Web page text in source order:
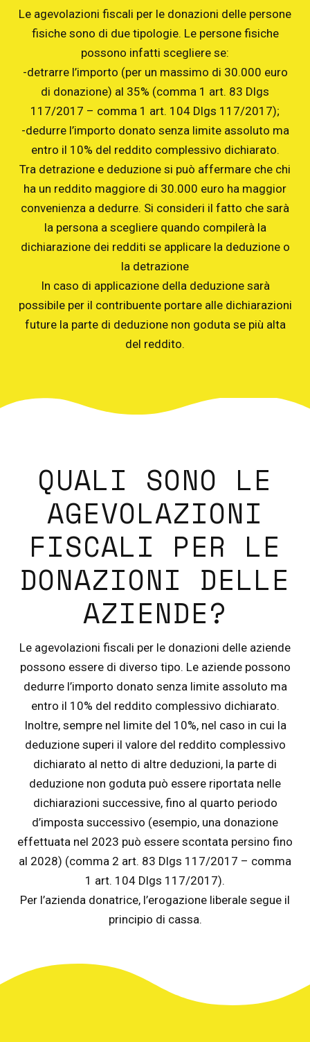
Le agevolazioni fiscali per le donazioni delle persone
fisiche sono di due tipologie. Le persone fisiche
possono infatti scegliere se:
-detrarre l’importo (per un massimo di 30.000 euro
di donazione) al 35% (comma 1 art. 83 Dlgs
117/2017 – comma 1 art. 104 Dlgs 117/2017);
-dedurre l’importo donato senza limite assoluto ma
entro il 10% del reddito complessivo dichiarato.
Tra detrazione e deduzione si può affermare che chi
ha un reddito maggiore di 30.000 euro ha maggior
convenienza a dedurre. Si consideri il fatto che sarà
la persona a scegliere quando compilerà la
dichiarazione dei redditi se applicare la deduzione o
la detrazione
In caso di applicazione della deduzione sarà
possibile per il contribuente portare alle dichiarazioni
future la parte di deduzione non goduta se più alta
del reddito.
QUALI SONO LE
AGEVOLAZIONI
FISCALI PER LE
DONAZIONI DELLE
AZIENDE?
Le agevolazioni fiscali per le donazioni delle aziende
possono essere di diverso tipo. Le aziende possono
dedurre l’importo donato senza limite assoluto ma
entro il 10% del reddito complessivo dichiarato.
Inoltre, sempre nel limite del 10%, nel caso in cui la
deduzione superi il valore del reddito complessivo
dichiarato al netto di altre deduzioni, la parte di
deduzione non goduta può essere riportata nelle
dichiarazioni successive, fino al quarto periodo
d’imposta successivo (esempio, una donazione
effettuata nel 2023 può essere scontata persino fino
al 2028) (comma 2 art. 83 Dlgs 117/2017 – comma
1 art. 104 Dlgs 117/2017).
Per l’azienda donatrice, l’erogazione liberale segue il
principio di cassa.